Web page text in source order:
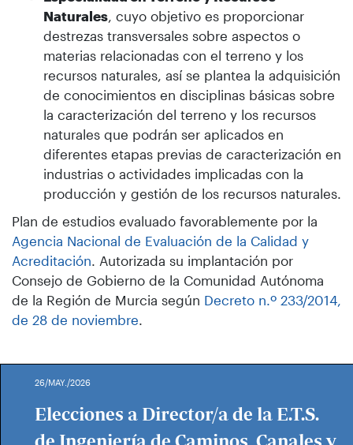
Naturales , cuyo objetivo es proporcionar
destrezas transversales sobre aspectos o
materias relacionadas con el terreno y los
recursos naturales, así se plantea la adquisición
de conocimientos en disciplinas básicas sobre
la caracterización del terreno y los recursos
naturales que podrán ser aplicados en
diferentes etapas previas de caracterización en
industrias o actividades implicadas con la
producción y gestión de los recursos naturales.
Plan de estudios evaluado favorablemente por la
Agencia Nacional de Evaluación de la Calidad y
Acreditación . Autorizada su implantación por
Consejo de Gobierno de la Comunidad Autónoma
de la Región de Murcia según Decreto n.º 233/2014,
de 28 de noviembre
26/MAY./2026
Elecciones a Director/a de la E.T.S.